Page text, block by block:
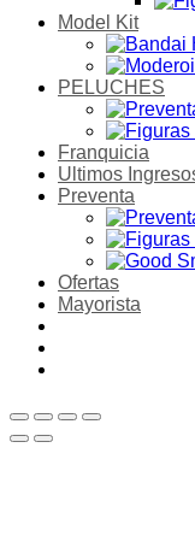
Model Kit
PELUCHES
Franquicia
Ultimos
Preventa
Ofertas
Mayorista